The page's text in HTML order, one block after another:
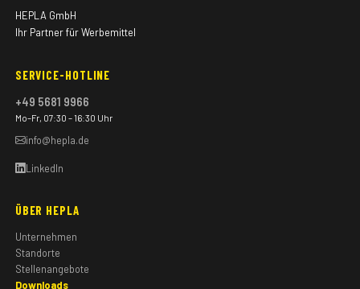
HEPLA GmbH
Ihr Partner für Werbemittel
SERVICE-HOTLINE
+49 5681 9966
Mo–Fr, 07:30 – 16:30 Uhr
info@hepla.de
LinkedIn
ÜBER HEPLA
Unternehmen
Standorte
Stellenangebote
Downloads